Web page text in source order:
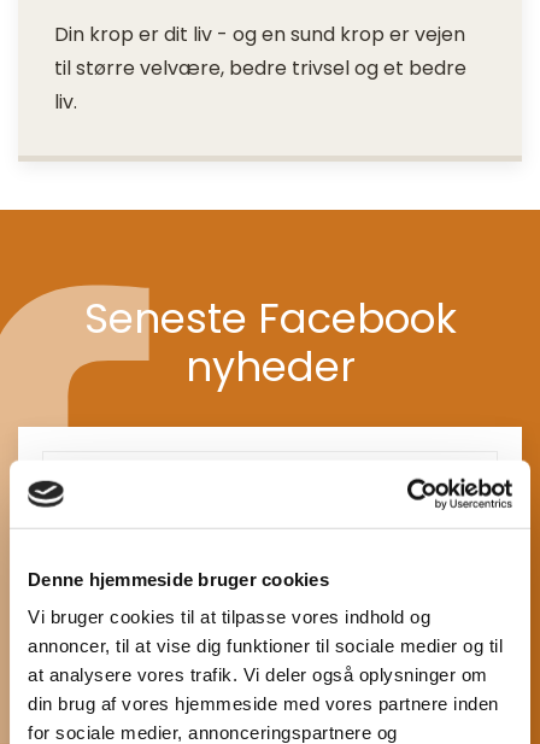
Denne hjemmeside bruger cookies
Vi bruger cookies til at tilpasse vores indhold og
annoncer, til at vise dig funktioner til sociale medier og til
at analysere vores trafik. Vi deler også oplysninger om
din brug af vores hjemmeside med vores partnere inden
for sociale medier, annonceringspartnere og
Din krop er dit liv - og en sund krop er vejen
til større velvære, bedre trivsel og et bedre
liv.
Seneste Facebook
nyheder